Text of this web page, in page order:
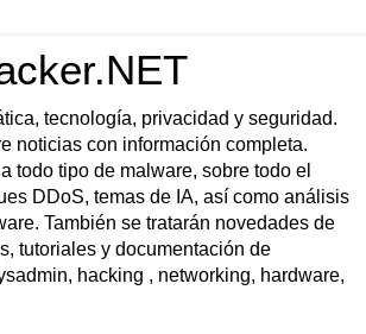
tecnología, privacidad y seguridad.
noticias con información completa.
todo tipo de malware, sobre todo el
DDoS, temas de IA, así como análisis
También se tratarán novedades de
tutoriales y documentación de
hacking , networking, hardware,